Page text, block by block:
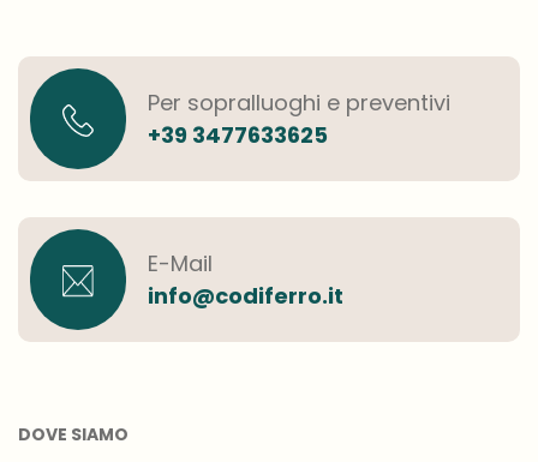
Per sopralluoghi e preventivi
+39 3477633625
E-Mail
info@codiferro.it
DOVE SIAMO